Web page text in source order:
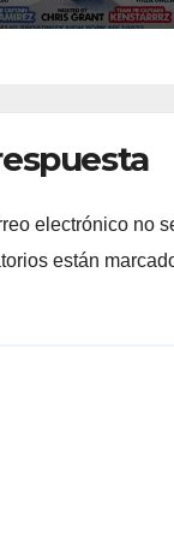
electrónico no
están